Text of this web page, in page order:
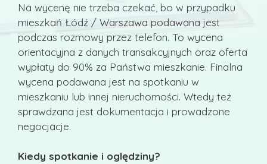
Na wycenę nie trzeba czekać, bo w przypadku
mieszkań Łódź / Warszawa podawana jest
podczas rozmowy przez telefon. To wycena
orientacyjna z danych transakcyjnych oraz oferta
wypłaty do 90% za Państwa mieszkanie. Finalna
wycena podawana jest na spotkaniu w
mieszkaniu lub innej nieruchomości. Wtedy też
sprawdzana jest dokumentacja i prowadzone
negocjacje.
Kiedy spotkanie i oględziny?